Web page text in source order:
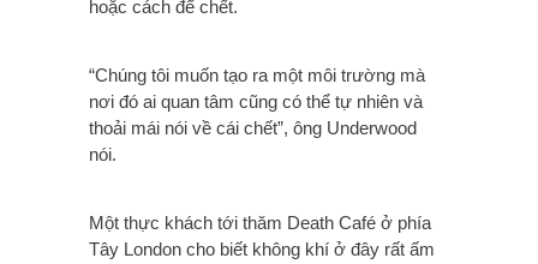
hoặc cách để chết.
“Chúng tôi muốn tạo ra một môi trường mà
nơi đó ai quan tâm cũng có thể tự nhiên và
thoải mái nói về cái chết”, ông Underwood
nói.
Một thực khách tới thăm Death Café ở phía
Tây London cho biết không khí ở đây rất ấm